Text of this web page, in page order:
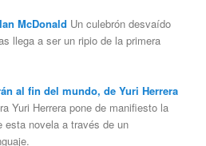
McDonald Un culebrón desvaído
llega a ser un ripio de la primera
al fin del mundo, de Yuri Herrera
Yuri Herrera pone de manifiesto la
esta novela a través de un